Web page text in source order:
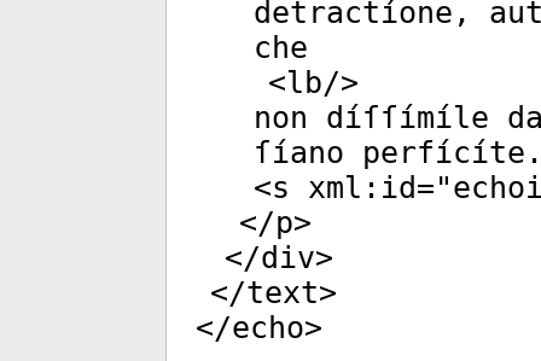
detractíone,
che
<lb/>
non díſſímíle
ſíano
<s xml:id="
</p>
</div>
</text>
</echo>